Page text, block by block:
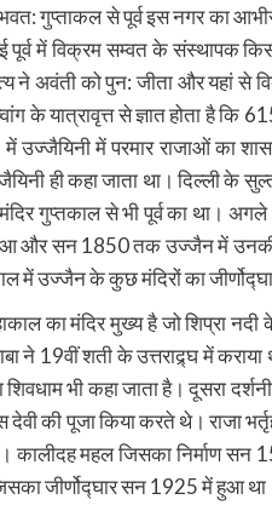
गुप्ताकल से पूर्व इस नगर का आभीर
ई पूर्व में विक्रम सम्वत के संस्थापक
ने अवंती को पुन: जीता और यहां से
के यात्रावृत्त से ज्ञात होता है
उज्जैयिनी में परमार राजाओं का
ही कहा जाता था। दिल्ली के
गुप्तकाल से भी पूर्व का था।
और सन 1850 तक उज्जैन में उनकी
में उज्जैन के कुछ मंदिरों का
का मंदिर मुख्य है जो शिप्रा
ने 19वीं शती के उत्तराद्र्घ में
भी कहा जाता है। दूसरा
देवी की पूजा किया करते थे। राजा
कालीदह महल जिसका निर्माण
जीर्णोद्घार सन 1925 में हुआ